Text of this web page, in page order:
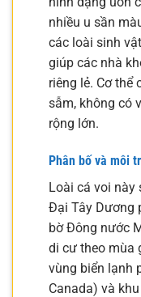
nhiều u sần
các loài sinh
giúp các nhà
riêng lẻ. Cơ thể
sẫm, không có
rộng lớn.
Phân bố và môi
Loài cá voi này
Đại Tây Dương
bờ Đông nước
di cư theo mùa
vùng biển lạnh
Canada) và